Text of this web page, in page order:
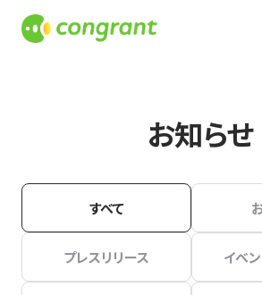
お知らせ
すべて
プレスリリース イベ